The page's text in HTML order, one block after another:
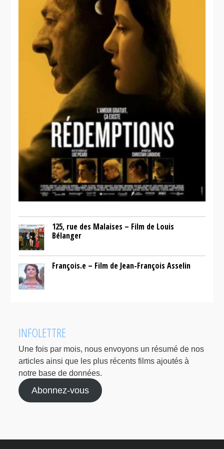
125, rue des Malaises – Film de Louis
Bélanger
François.e – Film de Jean-François Asselin
INFOLETTRE
Une fois par mois, nous envoyons un résumé de nos
articles ainsi que les plus récents films ajoutés à
notre base de données.
Abonnez-vous